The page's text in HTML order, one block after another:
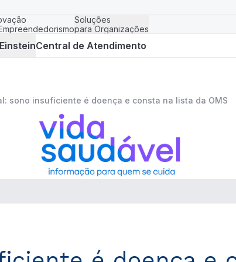
Soluções
para Organizações
Central de Atendimento
sono insuficiente é doença e consta na lista da OMS